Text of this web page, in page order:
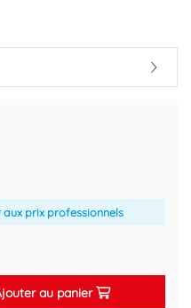
prix professionnels
au panier